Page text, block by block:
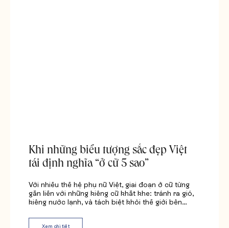
Khi những biểu tượng sắc đẹp Việt
tái định nghĩa “ở cữ 5 sao”
Với nhiều thế hệ phụ nữ Việt, giai đoạn ở cữ từng
gắn liền với những kiêng cữ khắt khe: tránh ra gió,
kiêng nước lạnh, và tách biệt khỏi thế giới bên…
Xem chi tiết